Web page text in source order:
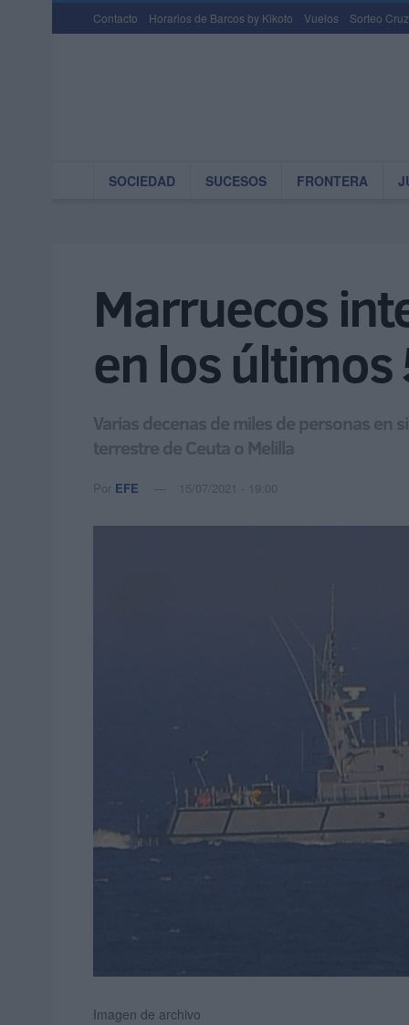
Contacto Horarios de Barcos by Kikoto Vuelos Sorteo
SOCIEDAD SUCESOS FRONTERA
Marruecos
en los últimos
Varias decenas de miles de personas
terrestre de Ceuta o Melilla
Por EFE 15/07/2021 - 19:00
Imagen de archivo